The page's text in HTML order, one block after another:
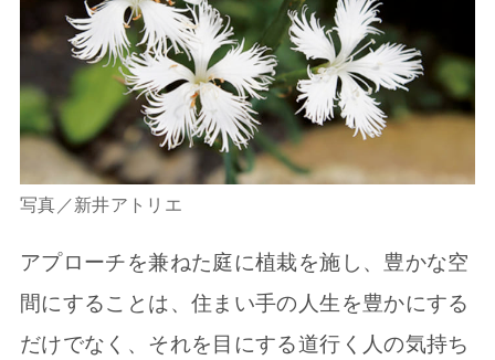
写真／新井アトリエ
アプローチを兼ねた庭に植栽を施し、豊かな空
間にすることは、住まい手の人生を豊かにする
だけでなく、それを目にする道行く人の気持ち